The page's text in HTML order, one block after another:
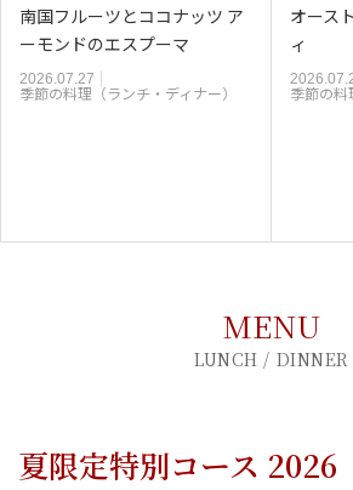
南国フルーツとココナッツ ア
ーモンドのエスプーマ
2026.07.27
季節の料理（ランチ・ディナー）
オース
ィ
季節の料
LUNCH / DINNER
夏限定特別コース 2026